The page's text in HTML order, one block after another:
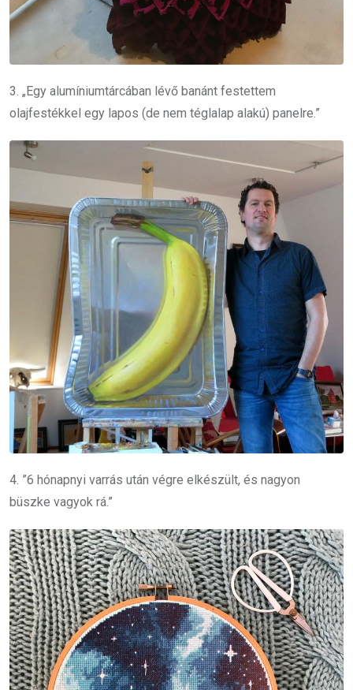
3. „Egy alumíniumtárcában lévő banánt festettem
olajfestékkel egy lapos (de nem téglalap alakú) panelre.”
4. ”6 hónapnyi varrás után végre elkészült, és nagyon
büszke vagyok rá.”